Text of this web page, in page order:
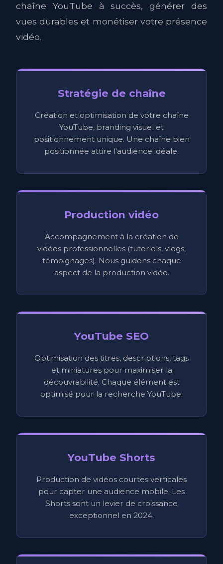
chaîne YouTube à succès, générer des
vues durables et monétiser votre présence
vidéo.
Stratégie de chaîne
Création et optimisation de votre chaîne
YouTube, branding visuel et
positionnement unique. Une chaîne bien
positionnée attire l'audience idéale.
Production vidéo
Accompagnement à la création de
vidéos professionnelles (tutoriels, vlogs,
témoignages). Nous guidons chaque
aspect de la production vidéo.
YouTube SEO
Optimisation des titres, descriptions, tags
et miniatures pour maximiser la
découvrabilité. Chaque élément est
optimisé pour la recherche YouTube.
YouTube Shorts
Production de vidéos courtes verticales
pour capter une audience mobile. Les
Shorts sont un levier de croissance
exceptionnel en 2024.